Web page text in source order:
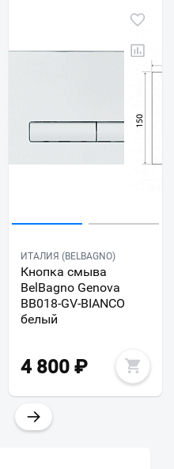
ИТАЛИЯ (BELBAGNO)
Кнопка смыва
BelBagno Genova
BB018-GV-BIANCO
белый
4 800 ₽
→